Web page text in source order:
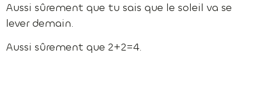
Aussi sûrement que tu sais que le soleil va se
lever demain.
Aussi sûrement que 2+2=4.